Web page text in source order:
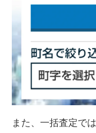
また、一括査定で